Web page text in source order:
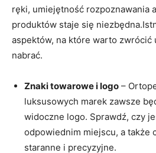
ręki, umiejętność rozpoznawania
⁢produktów ​staje się
aspektów, na⁢ które warto‌ zwrócić
nabrać.
Znaki towarowe i logo –
luksusowych marek zawsze⁣
widoczne logo. Sprawdź, czy
odpowiednim miejscu, a także
staranne​ i precyzyjne.